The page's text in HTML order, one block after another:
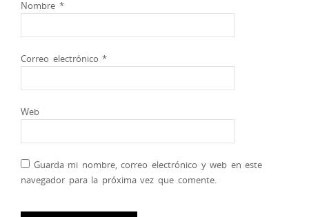
Nombre *
Correo electrónico*
Web
Guarda mi nombre, correo electrónico y web en este
navegador para la próxima vez que comente.